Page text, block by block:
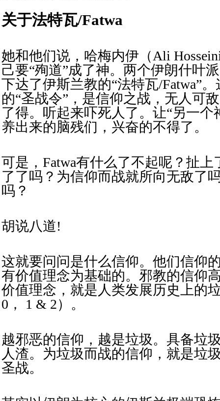
关于法特瓦/Fatwa
她和他们说，哈梅内伊（Ali
己要“殉道”成了神。两个伊朗什叶
下达了伊斯兰教的“法特瓦/Fatwa”
的“圣战令”，是信仰之战，无人可
了得。听起来吓死人了。 让“另一个
养出来的脑残们，兴奋的不得了。
可是，Fatwa有什么了不起呢？ 扯上
了了吗？为信仰而战就所向无敌了
吗？
胡说八道!
这就要问问是什么信仰。他们信仰
有价值理念为基础的。邪教的信仰
价值理念，就是人类发展历史上的
0， 1 & 2）。
越邪恶的信仰，越是垃圾。具备垃
人渣。 为垃圾而战的信仰，就是垃
圣战。